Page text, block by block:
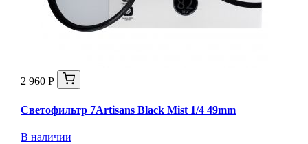
2 960 Р
Светофильтр 7Artisans Black Mist 1/4 49mm
В наличии